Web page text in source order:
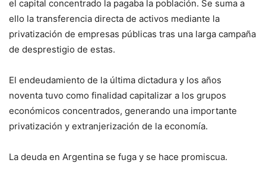
el capital concentrado la pagaba la población. Se suma a
ello la transferencia directa de activos mediante la
privatización de empresas públicas tras una larga campaña
de desprestigio de estas.
El endeudamiento de la última dictadura y los años
noventa tuvo como finalidad capitalizar a los grupos
económicos concentrados, generando una importante
privatización y extranjerización de la economía.
La deuda en Argentina se fuga y se hace promiscua.